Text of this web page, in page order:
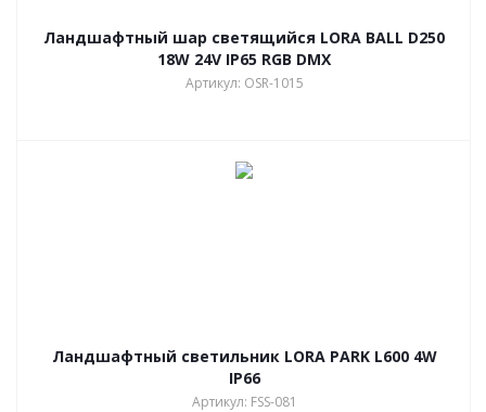
Ландшафтный шар светящийся LORA BALL D250
18W 24V IP65 RGB DMX
Артикул: OSR-1015
Ландшафтный светильник LORA PARK L600 4W
IP66
Артикул: FSS-081